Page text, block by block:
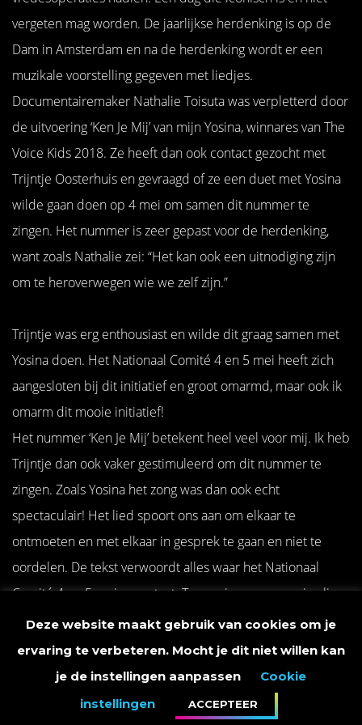
vergeten mag worden. De jaarlijkse herdenking is op de
Dam in Amsterdam en na de herdenking wordt er een
muzikale voorstelling gegeven met liedjes.
Documentairemaker Nathalie Toisuta was verpletterd door
de uitvoering ‘Ken Je Mij’ van mijn Yosina, winnares van The
Voice Kids 2018. Ze heeft dan ook contact gezocht met
Trijntje Oosterhuis en gevraagd of ze een duet met Yosina
wilde gaan doen op 4 mei om samen dit nummer te
zingen. Het nummer is zeer gepast voor de herdenking,
want zoals Nathalie zei: “Het kan ook een uitnodiging zijn
om te heroverwegen wie we zelf zijn.”
Trijntje was erg enthousiast en wilde dit graag samen met
Yosina doen. Het Nationaal Comité 4 en 5 mei heeft zich
aangesloten bij dit initiatief en groot omarmd, maar ook ik
omarm dit mooie initiatief!
Het nummer ‘Ken Je Mij’ betekent heel veel voor mij. Ik heb
Trijntje dan ook vaker gestimuleerd om dit nummer te
zingen. Zoals Yosina het zong was dan ook echt
spectaculair! Het lied spoort ons aan om elkaar te
ontmoeten en met elkaar in gesprek te gaan en niet te
oordelen. De tekst verwoordt alles waar het Nationaal
Comité 4 en 5 mei voor staat. Tevens is er een mooie clip
opgenomen van dit prachtige nummer en heeft Trijntje
Yosina uitgenodigd om dit liedje te gaan zingen tijdens een
concert van haar.
Deze website maakt gebruik van cookies om je
ervaring te verbeteren. Mocht je dit niet willen kan
je de instellingen aanpassen
Cookie
instellingen
ACCEPTEER